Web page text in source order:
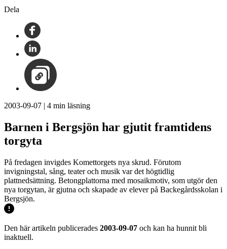
Dela
2003-09-07 | 4 min läsning
Barnen i Bergsjön har gjutit framtidens
torgyta
På fredagen invigdes Komettorgets nya skrud. Förutom
invigningstal, sång, teater och musik var det högtidlig
plattnedsättning. Betongplattorna med mosaikmotiv, som utgör den
nya torgytan, är gjutna och skapade av elever på Backegårdsskolan i
Bergsjön.
Den här artikeln publicerades 2003-09-07 och kan ha hunnit bli
inaktuell.